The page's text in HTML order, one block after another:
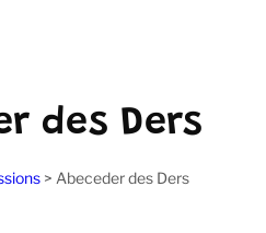
des Ders
> Abeceder des Ders